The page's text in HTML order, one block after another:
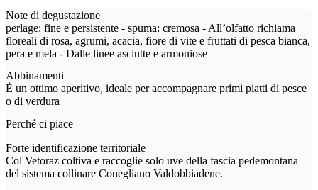
Note di degustazione
perlage: fine e persistente - spuma: cremosa - All’olfatto richiama
floreali di rosa, agrumi, acacia, fiore di vite e fruttati di pesca bianca,
pera e mela - Dalle linee asciutte e armoniose
Abbinamenti
È un ottimo aperitivo, ideale per accompagnare primi piatti di pesce
o di verdura
Perché ci piace
Forte identificazione territoriale
Col Vetoraz coltiva e raccoglie solo uve della fascia pedemontana
del sistema collinare Conegliano Valdobbiadene.